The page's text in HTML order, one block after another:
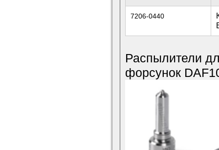
7206-0440
Распылители
форсунок